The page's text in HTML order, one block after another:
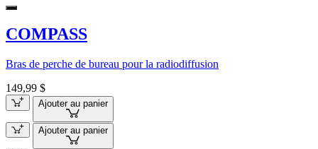
COMPASS
Bras de perche de bureau pour la radiodiffusion
149,99 $
Ajouter au panier
Ajouter au panier